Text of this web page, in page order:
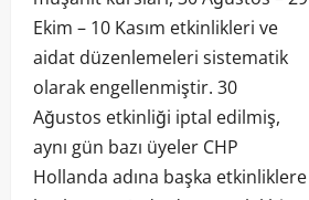
Ekim – 10 Kasım etkinlikleri ve
aidat düzenlemeleri sistematik
olarak engellenmiştir. 30
Ağustos etkinliği iptal edilmiş,
aynı gün bazı üyeler CHP
Hollanda adına başka etkinliklere